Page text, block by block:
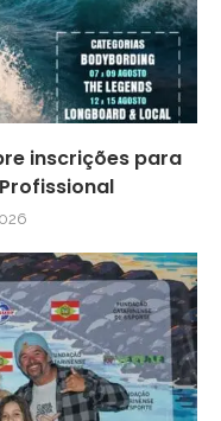
inscrições para